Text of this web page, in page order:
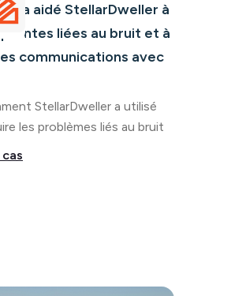
a aidé StellarDweller à
liées au bruit et à
communications avec
StellarDweller a utilisé
les problèmes liés au bruit